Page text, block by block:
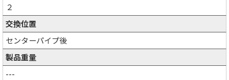
２
交換位置
センターパイプ後
製品重量
---